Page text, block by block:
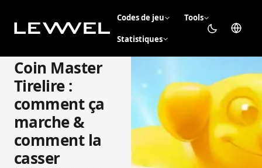
Codes de jeu Tools
Statistiques
Coin Master
Tirelire :
comment ça
marche &
comment la
casser